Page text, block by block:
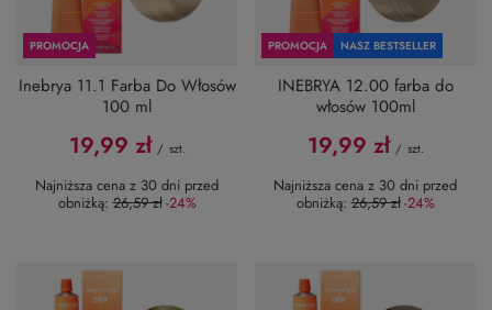
PROMOCJA
Inebrya 11.1 Farba Do Włosów
100 ml
19,99 zł / szt.
Najniższa cena z 30 dni przed
obniżką:26,59 zł-24%
PROMOCJA NASZ BESTSELLER
INEBRYA 12.00 farba do
włosów 100ml
19,99 zł / szt.
Najniższa cena z 30 dni przed
obniżką:26,59 zł-24%